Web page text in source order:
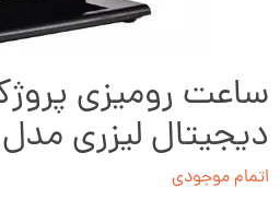
ساعت رومیزی
دیجیتال لیزری مدل DS-3618LP
اتمام موجودی